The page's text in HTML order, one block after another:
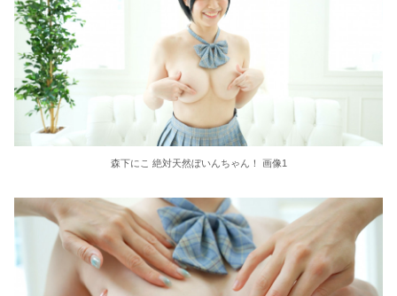
韓国のAVですが主役の女の子がお○ぱいデカくて最高ですｗｗｗ
五十路 美熟女ベスト 牧原れい子 4時間 奇跡の美貌マドンナ2
本田望結、久しぶりにセクシー巨乳投稿！やっぱりおっぱいでかかった！
日本の花火大会 中国人「場所取り転売ヤー」の荒稼ぎイベントになってしまう
森下にこ 絶対天然ぼいんちゃん！ 画像1